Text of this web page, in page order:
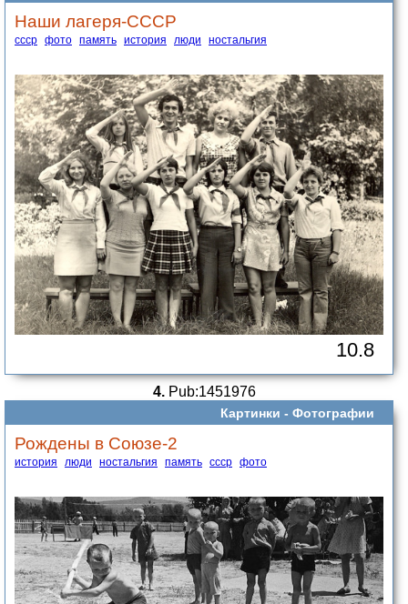
Наши лагеря-СССР
ссср фото память история люди ностальгия
10.8
4.Pub:1451976
Картинки - Фотографии
Рождены в Союзе-2
история люди ностальгия память ссср фото